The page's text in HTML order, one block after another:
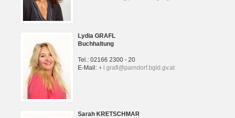
Lydia GRAFL
Buchhaltung
Tel.: 02166 2300 - 20
E-Mail:
l.grafl@parndorf.bgld.gv.at
Sarah KRETSCHMAR